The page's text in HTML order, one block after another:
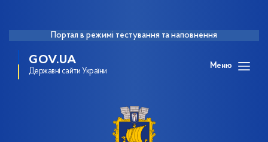
Портал в режимі тестування та наповнення
GOV.UA
Державні сайти України
Меню